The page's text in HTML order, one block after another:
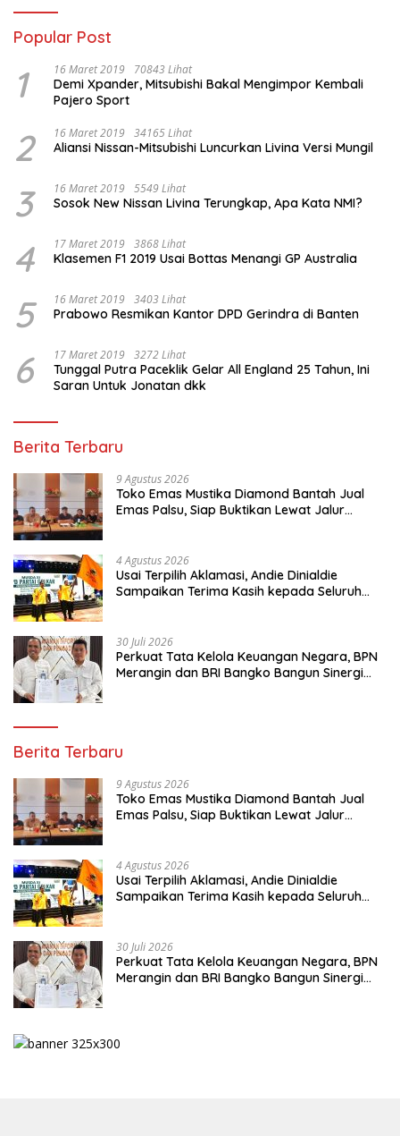
Popular Post
1 16 Maret 2019 70843 Lihat
Demi Xpander, Mitsubishi Bakal Mengimpor Kembali
Pajero Sport
2 16 Maret 2019 34165 Lihat
Aliansi Nissan-Mitsubishi Luncurkan Livina Versi Mungil
3 16 Maret 2019 5549 Lihat
Sosok New Nissan Livina Terungkap, Apa Kata NMI?
4 17 Maret 2019 3868 Lihat
Klasemen F1 2019 Usai Bottas Menangi GP Australia
5 16 Maret 2019 3403 Lihat
Prabowo Resmikan Kantor DPD Gerindra di Banten
6 17 Maret 2019 3272 Lihat
Tunggal Putra Paceklik Gelar All England 25 Tahun, Ini
Saran Untuk Jonatan dkk
Berita Terbaru
9 Agustus 2026
Toko Emas Mustika Diamond Bantah Jual
Emas Palsu, Siap Buktikan Lewat Jalur
4 Agustus 2026
Usai Terpilih Aklamasi, Andie Dinialdie
Sampaikan Terima Kasih kepada Seluruh
30 Juli 2026
Perkuat Tata Kelola Keuangan Negara, BPN
Merangin dan BRI Bangko Bangun Sinergi
Berita Terbaru
9 Agustus 2026
Toko Emas Mustika Diamond Bantah Jual
Emas Palsu, Siap Buktikan Lewat Jalur
4 Agustus 2026
Usai Terpilih Aklamasi, Andie Dinialdie
Sampaikan Terima Kasih kepada Seluruh
30 Juli 2026
Perkuat Tata Kelola Keuangan Negara, BPN
Merangin dan BRI Bangko Bangun Sinergi